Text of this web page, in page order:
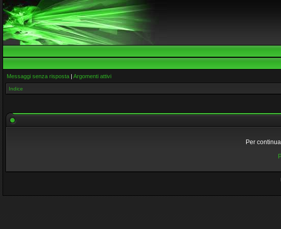
Messaggi senza risposta | Argomenti attivi
Indice
Per